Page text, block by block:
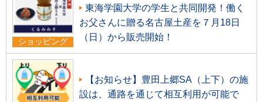
ショッピング
東海学園大学の学生と共同開発！働く
お父さんに贈る名古屋土産を７月18日
（日）から販売開始！
【お知らせ】豊田上郷SA（上下）の施
設は、通路を通じて相互利用が可能で